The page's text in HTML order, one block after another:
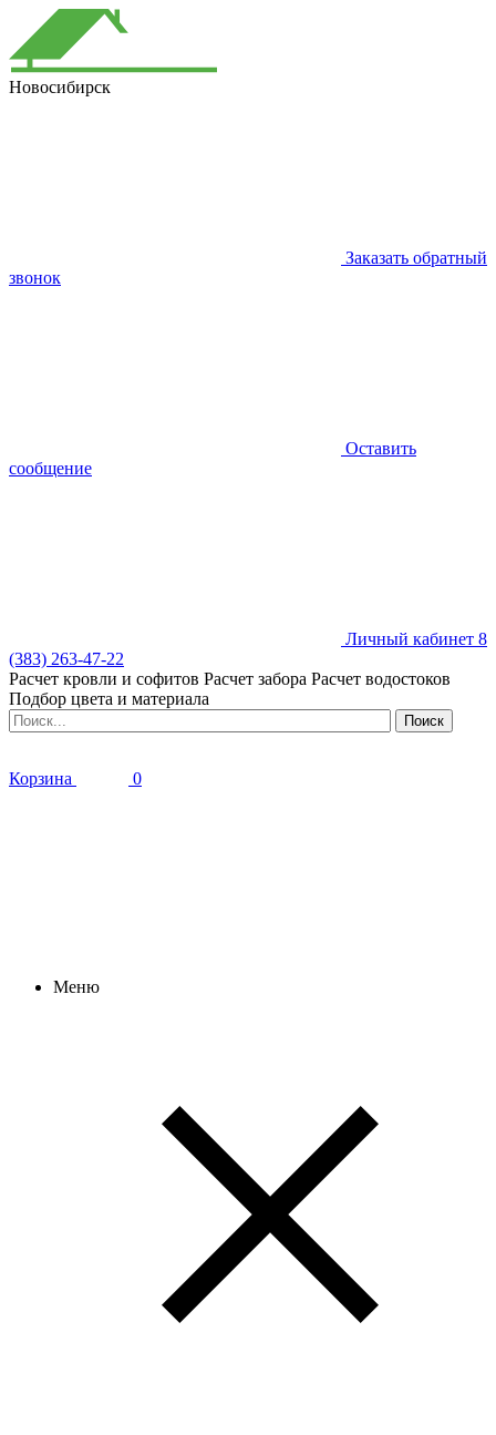
Новосибирск
Заказать обратный
звонок
Оставить
сообщение
Личный кабинет 8
(383) 263-47-22
Расчет кровли и софитов Расчет забора Расчет водостоков
Подбор цвета и материала
Корзина 0
Меню